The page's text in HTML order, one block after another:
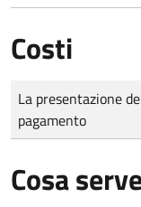
Costi
Tipo di pagamento
Importo
La presentazione
pagamento
Cosa